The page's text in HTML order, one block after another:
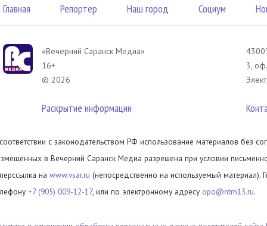
Главная Репортер Наш город Социум
«Вечерний Саранск Mедиа»
16+
© 2026
Раскрытие информации
3,
с законодательством РФ использование материалов без
в Вечерний Саранск Медиа разрешена при условии
на www.vsar.ru (непосредственно на используемый материал).
+7 (905) 009-12-17, или по электронному адресу opo@ntm13.ru.